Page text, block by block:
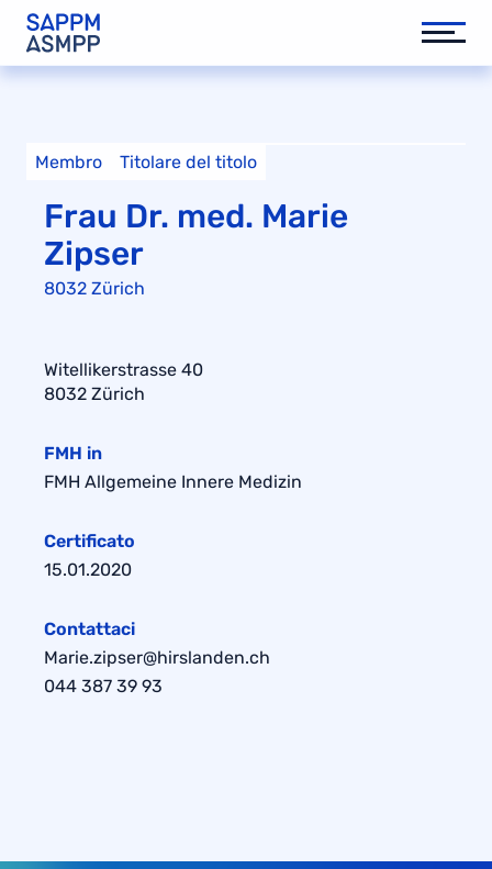
Membro Titolare del titolo
Frau Dr. med. Marie
Zipser
8032 Zürich
Witellikerstrasse 40
8032 Zürich
FMH in
FMH Allgemeine Innere Medizin
Certificato
15.01.2020
Contattaci
Marie.zipser@hirslanden.ch
044 387 39 93